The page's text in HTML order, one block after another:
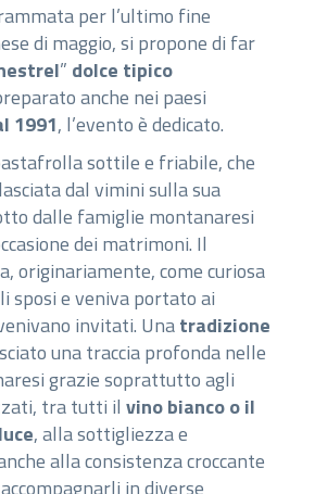
per l’ultimo fine
di maggio, si propone di far
” dolce tipico
anche nei paesi
1991, l’evento è dedicato.
sottile e friabile, che
dal vimini sulla sua
dalle famiglie montanaresi
dei matrimoni. Il
originariamente, come curiosa
sposi e veniva portato ai
invitati. Unatradizione
una traccia profonda nelle
grazie soprattutto agli
tra tutti il vino bianco o il
, alla sottigliezza e
alla consistenza croccante
in diverse